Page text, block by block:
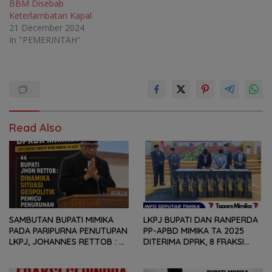
BBM Disebab
Keterlambatan Kapal
21 December 2024
In "PEMERINTAH"
Read Also
SAMBUTAN BUPATI MIMIKA
PADA PARIPURNA PENUTUPAN
LKPJ, JOHANNES RETTOB :
LKPJ BUPATI DAN RANPERDA
PP-APBD MIMIKA TA 2025
DITERIMA DPRK, 8 FRAKSI